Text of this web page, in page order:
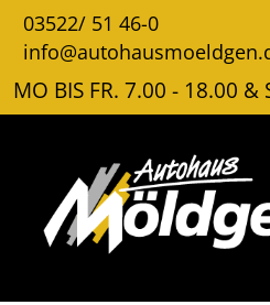
03522/ 51 46-0
MO BIS FR. 7.00 - 18.00